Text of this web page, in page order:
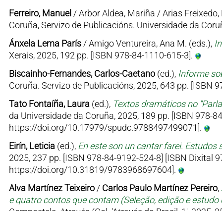
Ferreiro, Manuel / Arbor Aldea, Mariña / Arias
Coruña, Servizo de Publicacións. Universidade da
Ánxela Lema París/ Amigo Ventureira, Ana M. (eds.),
Xerais, 2025, 192 pp. [ISBN 978-84-1110-615-3].
Biscainho-Fernandes, Carlos-Caetano(ed.), Informe
Coruña. Servizo de Publicacións, 2025, 643 pp.
Tato Fontaíña, Laura (ed.), Textos dramáticos no
da Universidade da Coruña, 2025, 189 pp. [ISBN 978-
https://doi.org/10.17979/spudc.9788497499071].
Eirín, Leticia (ed.), En este son un cantar farei.
2025, 237 pp. [ISBN 978-84-9192-524-8] [ISBN Dixital
https://doi.org/10.31819/9783968697604].
Alva Martínez Teixeiro/ Carlos Paulo Martínez Pereiro,
e quatro contos que contam (Seleção, edição e